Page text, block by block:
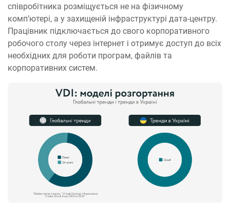
співробітника розміщується не на фізичному
комп’ютері, а у захищеній інфраструктурі дата-центру.
Працівник підключається до свого корпоративного
робочого столу через інтернет і отримує доступ до всіх
необхідних для роботи програм, файлів та
корпоративних систем.